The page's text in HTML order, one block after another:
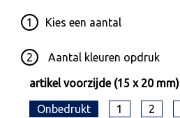
1 Kies een aantal
2 Aantal kleuren opdruk
artikel voorzijde (15 x 20 mm)
Onbedrukt 1 2